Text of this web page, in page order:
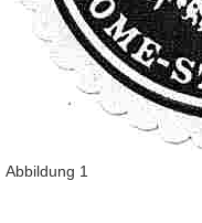
Abbildung 1